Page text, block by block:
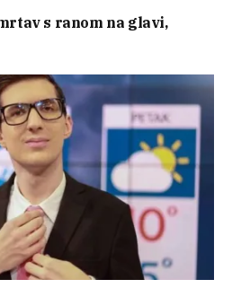
s ranom na glavi,